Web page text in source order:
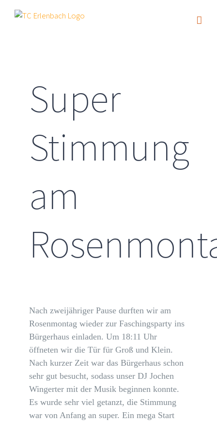
Inhalt
Super
Stimmung
am
Nach zweijähriger Pause durften wir am
Rosenmontag wieder zur Faschingsparty ins
Bürgerhaus einladen. Um 18:11 Uhr
öffneten wir die Tür für Groß und Klein.
Nach kurzer Zeit war das Bürgerhaus schon
sehr gut besucht, sodass unser DJ Jochen
Wingerter mit der Musik beginnen konnte.
Es wurde sehr viel getanzt, die Stimmung
war von Anfang an super. Ein mega Start